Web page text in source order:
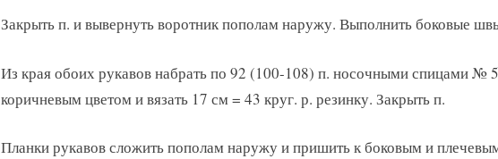
Закрыть п. и вывернуть воротник пополам наружу. Выполнить боковые
Из края обоих рукавов набрать по 92 (100-108) п. носочными спицами №
коричневым цветом и вязать 17 см = 43 круг. р. резинку. Закрыть п.
Планки рукавов сложить пополам наружу и пришить к боковым и